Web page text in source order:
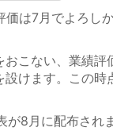
価は7月でよろし
おこない、業績
けます。この時
8月に配布されま